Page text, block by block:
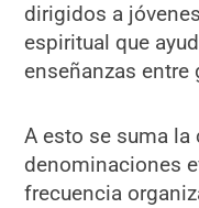
dirigidos a
espiritual que
enseñanzas entre
A esto se suma
denominaciones
frecuencia